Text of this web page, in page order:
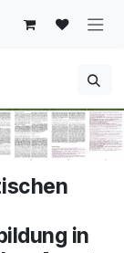
in